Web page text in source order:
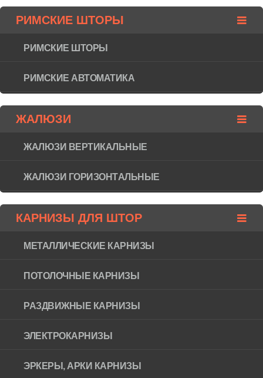
РИМСКИЕ ШТОРЫ
РИМСКИЕ ШТОРЫ
РИМСКИЕ АВТОМАТИКА
ЖАЛЮЗИ
ЖАЛЮЗИ ВЕРТИКАЛЬНЫЕ
ЖАЛЮЗИ ГОРИЗОНТAЛЬНЫЕ
КАРНИЗЫ ДЛЯ ШТОР
МЕТАЛЛИЧЕСКИЕ КАРНИЗЫ
ПОТОЛОЧНЫЕ КАРНИЗЫ
РАЗДВИЖНЫЕ КАРНИЗЫ
ЭЛЕКТРОКАРНИЗЫ
ЭРКЕРЫ, АРКИ КАРНИЗЫ